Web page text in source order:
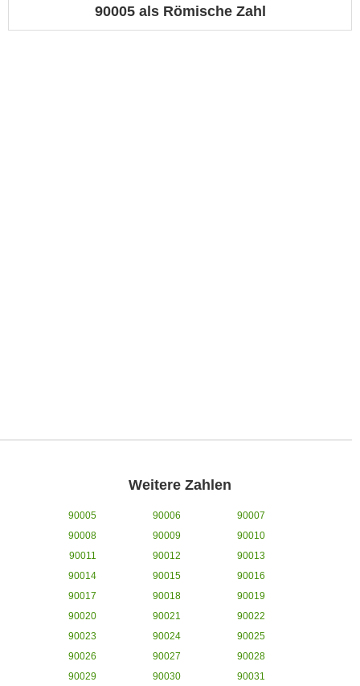
90005 als Römische Zahl
Weitere Zahlen
90005 90006
90007
90008
90009
90010
90011
90012
90013
90014
90015
90016
90017
90018
90019
90020
90021
90022
90023
90024
90025
90026
90027
90028
90029
90030
90031